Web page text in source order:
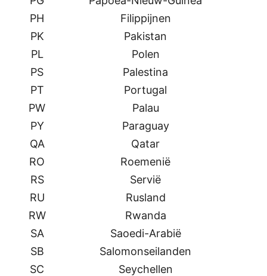
PH
Filippijnen
PK
Pakistan
PL
Polen
PS
Palestina
PT
Portugal
PW
Palau
PY
Paraguay
QA
Qatar
RO
Roemenië
RS
Servië
RU
Rusland
RW
Rwanda
SA
Saoedi-Arabië
SB
Salomonseilanden
SC
Seychellen